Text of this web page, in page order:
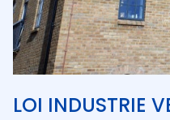
LOI INDUSTRIE